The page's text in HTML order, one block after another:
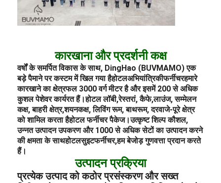
कारखाना और प्रदर्शनी कक्ष
वर्षों के समर्पित विकास के साथ, DingHao (BUVMAMO) एक
बड़े पैमाने पर कस्टम में खिल गया हैहोटलअभियांत्रिकीफर्नीचरहमारे
कारखाने का क्षेत्रफल 3000 वर्ग मीटर है और इसमें 200 से अधिक
कुशल पेशेवर कार्यरत हैं।होटल लॉबी,रेस्तरां, कैफे,लाउंज, सम्मेलन
कक्ष, बाहरी क्षेत्र,शयनकक्ष, लिविंग रूम, बाथरूम, दरवाजे-पूरे क्षेत्र
को शामिल करता हैहोटल फर्नीचर पैकेज।उत्कृष्ट शिल्प कौशल,
उन्नत उत्पादन उपकरण और 1000 से अधिक सेटों का उत्पादन करने
की क्षमता के साथहोटलसुइटफर्नीचर,हम बेजोड़ गुणवत्ता प्रदान करते
हैं।
उत्पादन प्रक्रिया
प्रत्येक उत्पाद को कठोर प्रसंस्करण और सख्त